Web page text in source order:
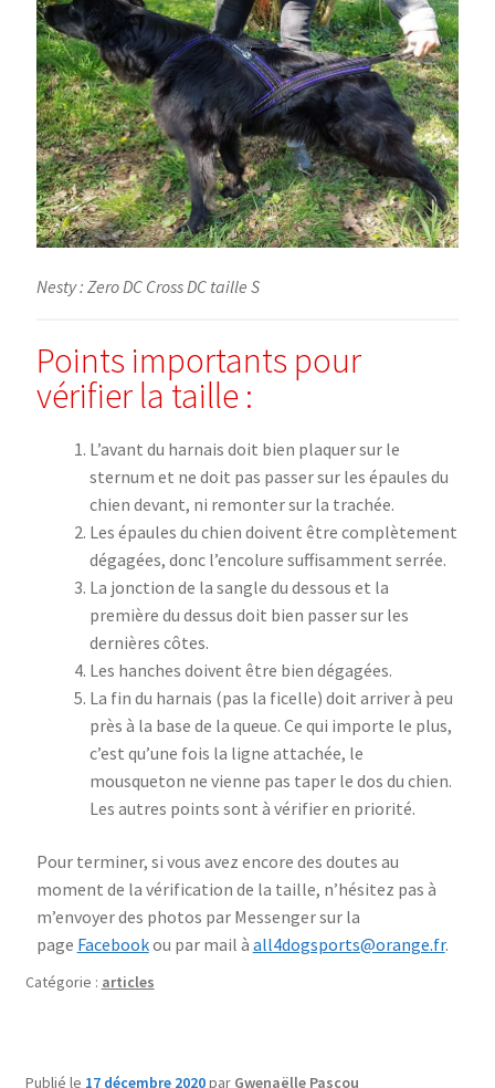
Nesty : Zero DC Cross DC taille S
Points importants pour
vérifier la taille :
L’avant du harnais doit bien plaquer sur le
sternum et ne doit pas passer sur les épaules du
chien devant, ni remonter sur la trachée.
Les épaules du chien doivent être complètement
dégagées, donc l’encolure suffisamment serrée.
La jonction de la sangle du dessous et la
première du dessus doit bien passer sur les
dernières côtes.
Les hanches doivent être bien dégagées.
La fin du harnais (pas la ficelle) doit arriver à peu
près à la base de la queue. Ce qui importe le plus,
c’est qu’une fois la ligne attachée, le
mousqueton ne vienne pas taper le dos du chien.
Les autres points sont à vérifier en priorité.
Pour terminer, si vous avez encore des doutes au
moment de la vérification de la taille, n’hésitez pas à
m’envoyer des photos par Messenger sur la
page Facebookou par mail à all4dogsports@orange.fr.
Catégorie : articles
Publié le 17 décembre 2020par Gwenaëlle Pascou